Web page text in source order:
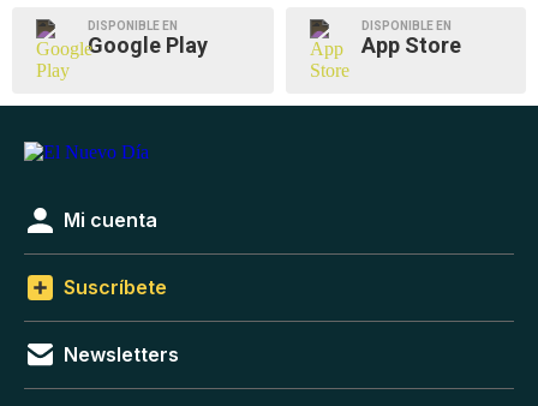
DISPONIBLE EN
Google Play
DISPONIBLE EN
App Store
Mi cuenta
Suscríbete
Newsletters